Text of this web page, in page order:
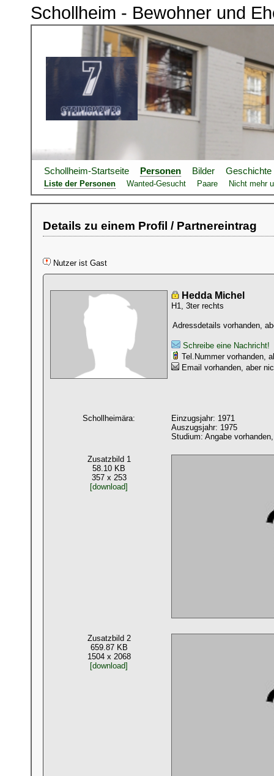
Schollheim - Bewohner und
Schollheim-Startseite Personen Bilder Geschichte
Liste der Personen Wanted-Gesucht Paare Nicht mehr
Details zu einem Profil / Partnereintrag
Nutzer ist Gast
Hedda Michel
H1, 3ter rechts
Adressdetails vorhanden,
Schreibe eine Nachricht!
Tel.Nummer vorhanden,
Email vorhanden, aber
Schollheimära:
Einzugsjahr: 1971
Auszugsjahr: 1975
Studium: Angabe
Zusatzbild 1
58.10 KB
357 x 253
[download]
Zusatzbild 2
659.87 KB
1504 x 2068
[download]